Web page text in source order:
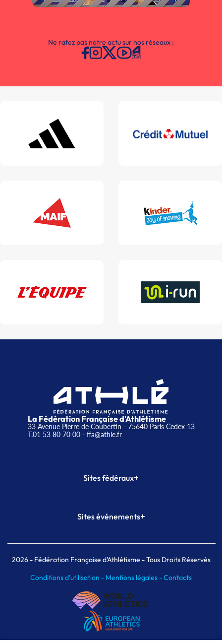
Ne ratez pas notre actu sur nos réseaux :
La Fédération Française d'Athlétisme
33 Avenue Pierre de Coubertin - 75640 Paris Cedex 13
T.01 53 80 70 00- ffa@athle.fr
Sites fédéraux+
Plateforme Formation
Sites événements+
Meeting de Paris indoor
MAIF Ekiden de Paris
2026- Fédération Française d'Athlétisme - Tous Droits Réservés
Conditions d'utilisation - Mentions légales -Contacts